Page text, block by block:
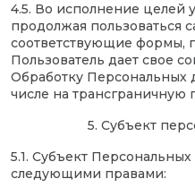
4.5. Во исполнение целей
продолжая пользоваться
соответствующие формы,
Пользователь дает свое
Обработку Персональных
числе на трансграничную
5. Субъект
5.1. Субъект
следующими правами: